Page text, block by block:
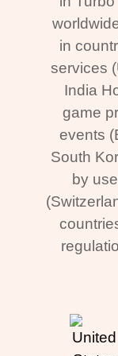
in
services
India
game
events
South
by